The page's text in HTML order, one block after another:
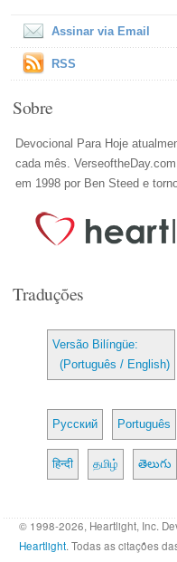
Assinar via Email
RSS
Sobre
Devocional Para Hoje
cada mês.
em 1998 por Ben Steed e
Traduções
Versão Bilíngüe:
(Português / English)
Русский Português
हिन्दी தமிழ் తెలుగు
© 1998-2026, Heartlight, Inc.
Heartlight. Todas as citações